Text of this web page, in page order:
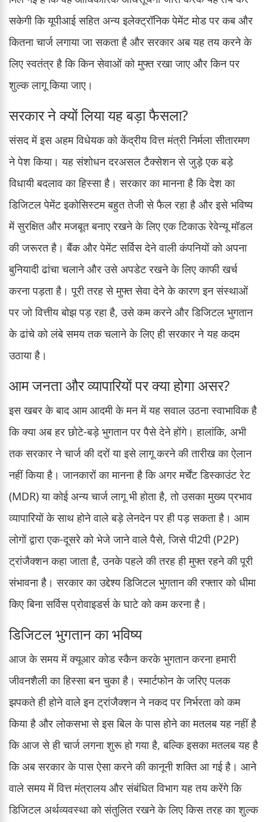
सकेगी कि यूपीआई सहित अन्य इलेक्ट्रॉनिक पेमेंट मोड पर कब और
कितना चार्ज लगाया जा सकता है और सरकार अब यह तय करने के
लिए स्वतंत्र है कि किन सेवाओं को मुफ्त रखा जाए और किन पर
शुल्क लागू किया जाए।
सरकार ने क्यों लिया यह बड़ा फैसला?
संसद में इस अहम विधेयक को केंद्रीय वित्त मंत्री निर्मला सीतारमण
ने पेश किया। यह संशोधन दरअसल टैक्सेशन से जुड़े एक बड़े
विधायी बदलाव का हिस्सा है। सरकार का मानना है कि देश का
डिजिटल पेमेंट इकोसिस्टम बहुत तेजी से फैल रहा है और इसे भविष्य
में सुरक्षित और मजबूत बनाए रखने के लिए एक टिकाऊ रेवेन्यू मॉडल
की जरूरत है। बैंक और पेमेंट सर्विस देने वाली कंपनियों को अपना
बुनियादी ढांचा चलाने और उसे अपडेट रखने के लिए काफी खर्च
करना पड़ता है। पूरी तरह से मुफ्त सेवा देने के कारण इन संस्थाओं
पर जो वित्तीय बोझ पड़ रहा है, उसे कम करने और डिजिटल भुगतान
के ढांचे को लंबे समय तक चलाने के लिए ही सरकार ने यह कदम
उठाया है।
आम जनता और व्यापारियों पर क्या होगा असर?
इस खबर के बाद आम आदमी के मन में यह सवाल उठना स्वाभाविक है
कि क्या अब हर छोटे-बड़े भुगतान पर पैसे देने होंगे। हालांकि, अभी
तक सरकार ने चार्ज की दरों या इसे लागू करने की तारीख का ऐलान
नहीं किया है। जानकारों का मानना है कि अगर मर्चेंट डिस्काउंट रेट
(MDR) या कोई अन्य चार्ज लागू भी होता है, तो उसका मुख्य प्रभाव
व्यापारियों के साथ होने वाले बड़े लेनदेन पर ही पड़ सकता है। आम
लोगों द्वारा एक-दूसरे को भेजे जाने वाले पैसे, जिसे पी2पी (P2P)
ट्रांजैक्शन कहा जाता है, उनके पहले की तरह ही मुफ्त रहने की पूरी
संभावना है। सरकार का उद्देश्य डिजिटल भुगतान की रफ्तार को धीमा
किए बिना सर्विस प्रोवाइडर्स के घाटे को कम करना है।
डिजिटल भुगतान का भविष्य
आज के समय में क्यूआर कोड स्कैन करके भुगतान करना हमारी
जीवनशैली का हिस्सा बन चुका है। स्मार्टफोन के जरिए पलक
झपकते ही होने वाले इन ट्रांजैक्शन ने नकद पर निर्भरता को कम
किया है और लोकसभा से इस बिल के पास होने का मतलब यह नहीं है
कि आज से ही चार्ज लगना शुरू हो गया है, बल्कि इसका मतलब यह है
कि अब सरकार के पास ऐसा करने की कानूनी शक्ति आ गई है। आने
वाले समय में वित्त मंत्रालय और संबंधित विभाग यह तय करेंगे कि
डिजिटल अर्थव्यवस्था को संतुलित रखने के लिए किस तरह का शुल्क